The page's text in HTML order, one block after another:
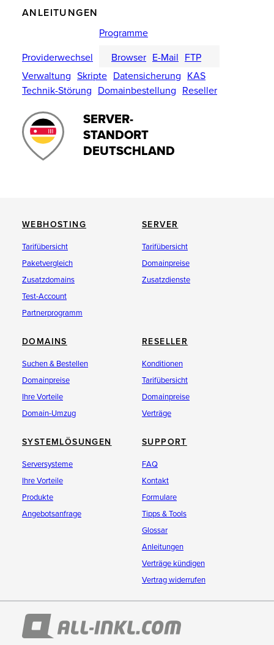
ANLEITUNGEN
Providerwechsel
Programme
Browser E-Mail FTP
Verwaltung Skripte Datensicherung KAS
Technik-Störung Domainbestellung Reseller
SERVER-
STANDORT
DEUTSCHLAND
WEBHOSTING
Tarifübersicht
Paketvergleich
Zusatzdomains
Test-Account
Partnerprogramm
SERVER
Tarifübersicht
Domainpreise
Zusatzdienste
DOMAINS
Suchen & Bestellen
Domainpreise
Ihre Vorteile
Domain-Umzug
RESELLER
Konditionen
Tarifübersicht
Domainpreise
Verträge
SYSTEMLÖSUNGEN
Serversysteme
Ihre Vorteile
Produkte
Angebotsanfrage
SUPPORT
FAQ
Kontakt
Formulare
Tipps & Tools
Glossar
Anleitungen
Verträge kündigen
Vertrag widerrufen